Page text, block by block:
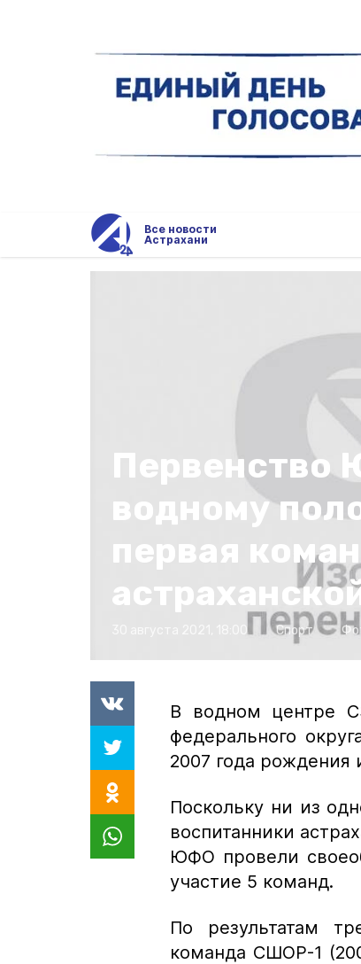
Все новости
Астрахани
Первенство
водному
первая
30 августа 2021, 18:00 Спорт
В водном центре
федерального
2007 года рождения
Поскольку ни из
воспитанники
ЮФО провели
участие 5 команд.
По результатам
команда СШОР-1